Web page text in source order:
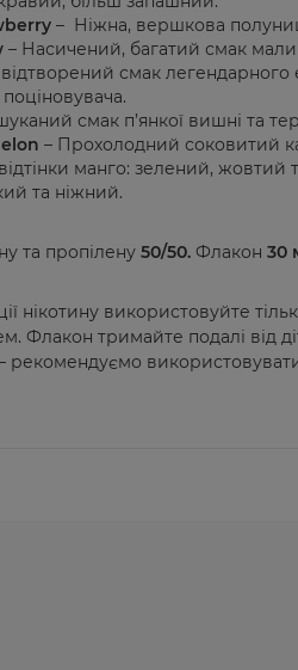
– Ніжна, вершкова
– Насичений, багатий смак
смак легендарного
смак п’янкої вишні та
– Прохолодний соковитий
манго: зелений, жовтий
та ніжний.
та пропілену 50/50. Флакон 30
нікотину використовуйте
Флакон тримайте подалі від
рекомендуємо